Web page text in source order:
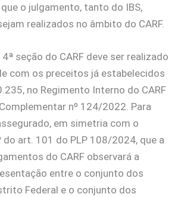
o julgamento, tanto do IBS,
realizados no âmbito do CARF.
seção do CARF deve ser realizado
com os preceitos já estabelecidos
no Regimento Interno do CARF
nº 124/2022. Para
em simetria com o
do art. 101 do PLP 108/2024, que a
do CARF observará a
entre o conjunto dos
Federal e o conjunto dos